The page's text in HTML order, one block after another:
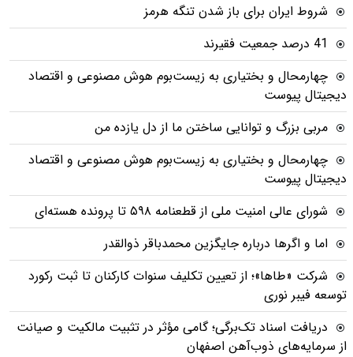
شروط ایران برای باز شدن تنگه هرمز
41 درصد جمعیت فقیرند
چهارمحال و بختیاری به زیست‌بوم هوش مصنوعی و اقتصاد
دیجیتال پیوست
مربی بزرگ و توانایی ساختن ما از دل یازده من
چهارمحال و بختیاری به زیست‌بوم هوش مصنوعی و اقتصاد
دیجیتال پیوست
شورای عالی امنیت ملی از قطعنامه ۵۹۸ تا پرونده هسته‌ای
اما و اگرها درباره جایگزین محمدباقر ذوالقدر
شرکت «طاها»؛ از تعیین تکلیف سنوات کارکنان تا ثبت رکورد
توسعه فیبر نوری
دریافت اسناد تک‌برگی؛ گامی مؤثر در تثبیت مالکیت و صیانت
از سرمایه‌های ذوب‌آهن اصفهان